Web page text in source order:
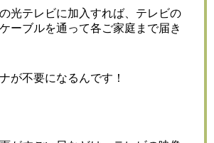
光テレビに加入すれば、テレビの
ーブルを通って各ご家庭まで届き
が不要になるんです！